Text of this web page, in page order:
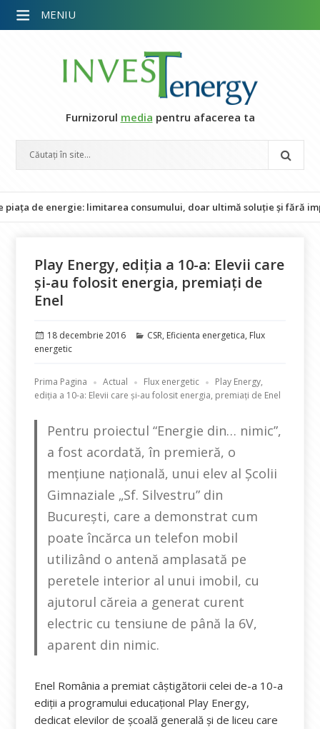
Furnizorul media pentru afacerea ta
limitarea consumului, doar ultimă soluție și fără impact
Play Energy, ediția a 10-a: Elevii care
și-au folosit energia, premiați de
Enel
Publicat
pe
18 decembrie 2016 Categorii
CSR, Eficienta energetica, Flux
energetic
Prima Pagina Actual Flux energetic
Play Energy,
ediția a 10-a: Elevii care și-au folosit energia, premiați de Enel
Pentru proiectul “Energie din… nimic”,
a fost acordată, în premieră, o
mențiune națională, unui elev al Școlii
Gimnaziale „Sf. Silvestru” din
București, care a demonstrat cum
poate încărca un telefon mobil
utilizând o antenă amplasată pe
peretele interior al unui imobil, cu
ajutorul căreia a generat curent
electric cu tensiune de până la 6V,
aparent din nimic.
Enel România a premiat câștigătorii celei de-a 10-a
ediții a programului educațional Play Energy,
dedicat elevilor de școală generală și de liceu care
MENIU